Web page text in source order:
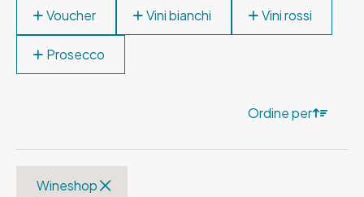
Voucher Vini bianchi Vini rossi
Prosecco
Ordine per
Wineshop